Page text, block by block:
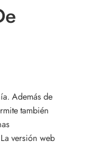
Además de
también
versión web